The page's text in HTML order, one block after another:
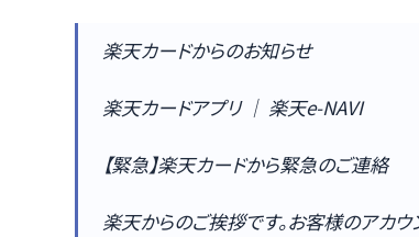
楽天カードからのお知らせ
楽天カードアプリ ｜ 楽天e-NAVI
【緊急】楽天カードから緊急のご連絡
楽天からのご挨拶です。お客様のアカ